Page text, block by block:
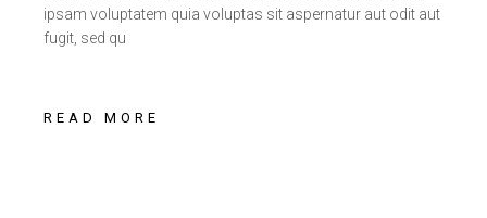
ipsam voluptatem quia voluptas sit aspernatur aut odit aut
fugit, sed qu
READ MORE